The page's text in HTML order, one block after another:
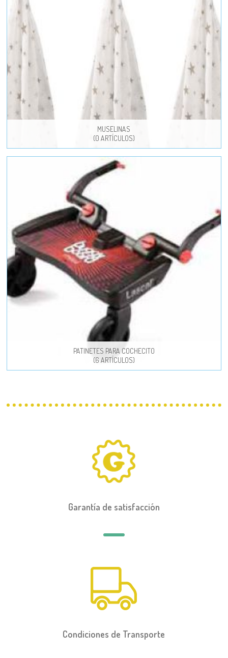
MUSELINAS
(0 ARTÍCULOS)
PATINETES PARA COCHECITO
(6 ARTÍCULOS)
Garantía de satisfacción
Condiciones de Transporte